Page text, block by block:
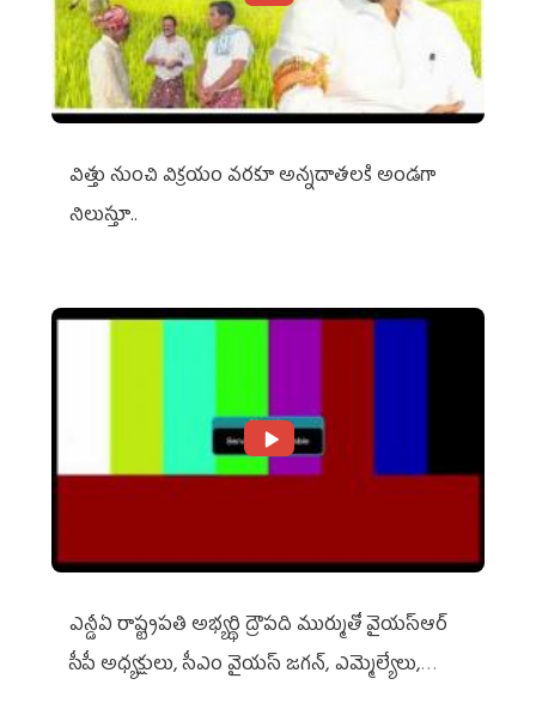
విత్తు నుంచి విక్రయం వరకూ అన్నదాతలకి అండగా
నిలుస్తూ..
ఎన్డీఏ రాష్ట్ర‌ప‌తి అభ్య‌ర్థి ద్రౌప‌ది ముర్ముతో వైయ‌స్ఆర్
సీపీ అధ్య‌క్షులు, సీఎం వైయ‌స్ జ‌గ‌న్, ఎమ్మెల్యేలు,